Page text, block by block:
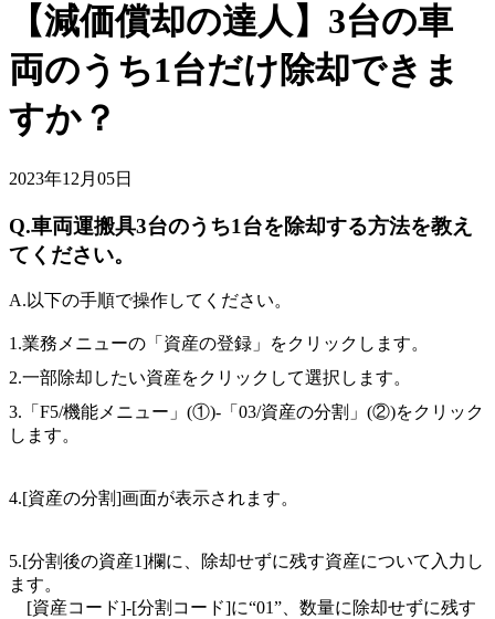
【減価償却の達人】3台の車
両のうち1台だけ除却できま
すか？
2023年12月05日
Q.車両運搬具3台のうち1台を除却する方法を教え
てください。
A.以下の手順で操作してください。
1.業務メニューの「資産の登録」をクリックします。
2.一部除却したい資産をクリックして選択します。
3.「F5/機能メニュー」(①)-「03/資産の分割」(②)をクリック
します。
4.[資産の分割]画面が表示されます。
5.[分割後の資産1]欄に、除却せずに残す資産について入力し
ます。
[資産コード]-[分割コード]に“01”、数量に除却せずに残す